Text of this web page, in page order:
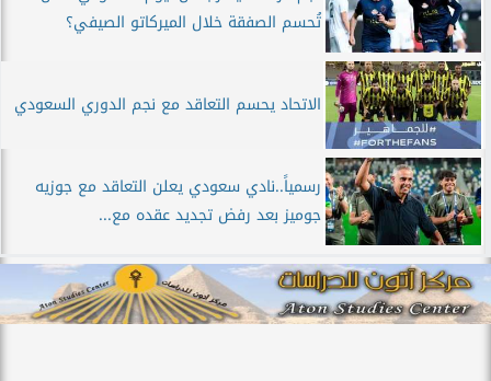
تُحسم الصفقة خلال الميركاتو الصيفي؟
الاتحاد يحسم التعاقد مع نجم الدوري السعودي
رسمياً..نادي سعودي يعلن التعاقد مع جوزيه
جوميز بعد رفض تجديد عقده مع...